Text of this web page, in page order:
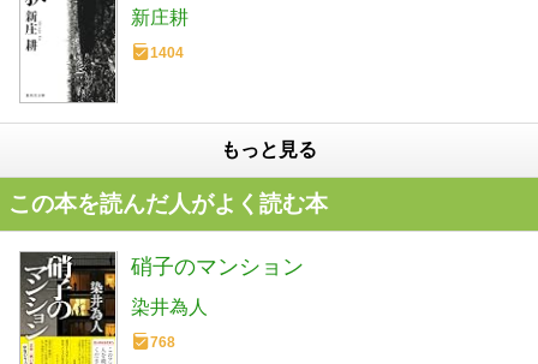
新庄耕
1404
もっと見る
この本を読んだ人がよく読む本
硝子のマンション
染井為人
768